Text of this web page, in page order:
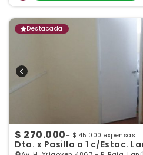
Destacada
$ 270.000 + $ 45.000 expensas
Dto. x Pasillo a 1 c/Estac.